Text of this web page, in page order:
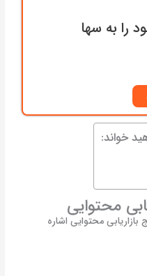
را به سها
خواند:
محتوایی
محتوایی اشاره